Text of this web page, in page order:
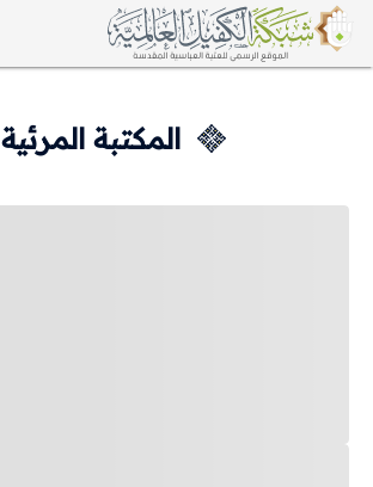
المكتبة المرئية